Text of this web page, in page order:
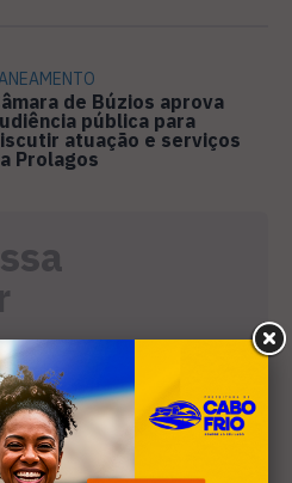
de Búzios aprova
pública para
atuação e serviços
Prolagos